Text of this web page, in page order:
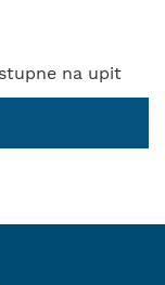
na upit